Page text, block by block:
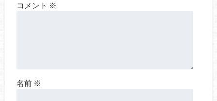
コメント ※
名前 ※